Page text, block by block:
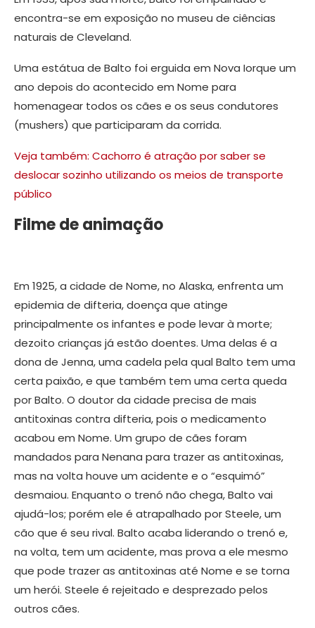
encontra-se em exposição no museu de ciências
naturais de Cleveland.
Uma estátua de Balto foi erguida em Nova Iorque um
ano depois do acontecido em Nome para
homenagear todos os cães e os seus condutores
(mushers) que participaram da corrida.
Veja também: Cachorro é atração por saber se
deslocar sozinho utilizando os meios de transporte
público
Filme de animação
Em 1925, a cidade de Nome, no Alaska, enfrenta um
epidemia de difteria, doença que atinge
principalmente os infantes e pode levar à morte;
dezoito crianças já estão doentes. Uma delas é a
dona de Jenna, uma cadela pela qual Balto tem uma
certa paixão, e que também tem uma certa queda
por Balto. O doutor da cidade precisa de mais
antitoxinas contra difteria, pois o medicamento
acabou em Nome. Um grupo de cães foram
mandados para Nenana para trazer as antitoxinas,
mas na volta houve um acidente e o “esquimó”
desmaiou. Enquanto o trenó não chega, Balto vai
ajudá-los; porém ele é atrapalhado por Steele, um
cão que é seu rival. Balto acaba liderando o trenó e,
na volta, tem um acidente, mas prova a ele mesmo
que pode trazer as antitoxinas até Nome e se torna
um herói. Steele é rejeitado e desprezado pelos
outros cães.